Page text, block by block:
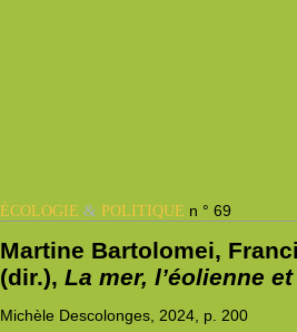
ÉCOLOGIE& POLITIQUE n ° 69
Martine Bartolomei,
(dir.),La mer, l’éolienne
Michèle Descolonges, 2024, p. 200